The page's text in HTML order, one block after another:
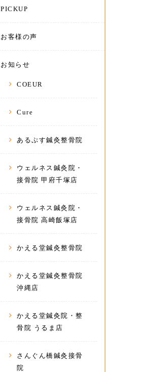
PICKUP
お客様の声
お知らせ
COEUR
Cure
あるぷす鍼灸整骨院
ウェルネス鍼灸院・
接骨院 甲府千塚店
ウェルネス鍼灸院・
接骨院 高崎飯塚店
かえる堂鍼灸整骨院
かえる堂鍼灸整骨院
沖縄店
かえる堂鍼灸院・整
骨院 うるま店
さんぐん橋鍼灸接骨
院